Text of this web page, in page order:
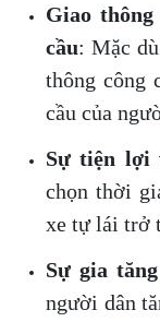
Giao
cầu: Mặc
thông công
cầu của
Sự tiện lợi
chọn thời
xe tự lái trở
Sự gia
người dân